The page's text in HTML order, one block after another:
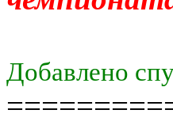
Добавлено